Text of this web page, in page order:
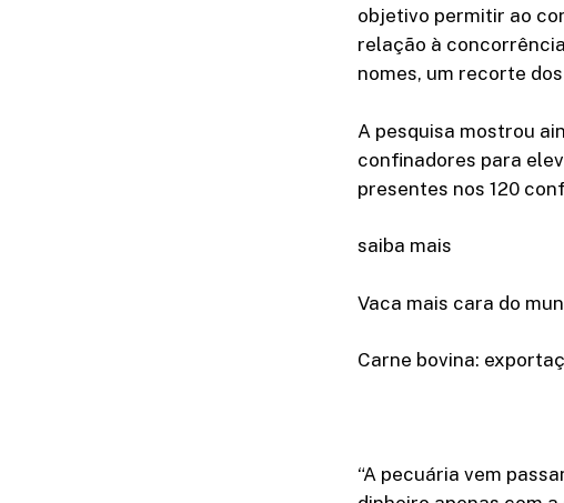
objetivo permitir ao
relação à
nomes, um recorte
A pesquisa mostrou
confinadores para
presentes nos 120
saiba mais
Vaca mais cara do
Carne bovina:
“A pecuária vem